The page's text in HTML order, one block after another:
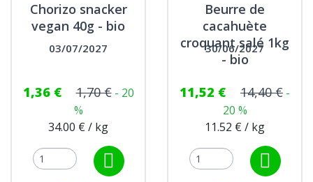
Chorizo snacker
vegan 40g - bio
03/07/2027
1,36 € 1,70 € - 20
%
34.00 € / kg
Beurre de
cacahuète
croquant salé 1kg
- bio
30/06/2027
11,52 € 14,40 € -
20 %
11.52 € / kg